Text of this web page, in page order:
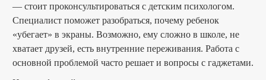
— стоит проконсультироваться с детским психологом.
Специалист поможет разобраться, почему ребенок
«убегает» в экраны. Возможно, ему сложно в школе, не
хватает друзей, есть внутренние переживания. Работа с
основной проблемой часто решает и вопросы с гаджетами.